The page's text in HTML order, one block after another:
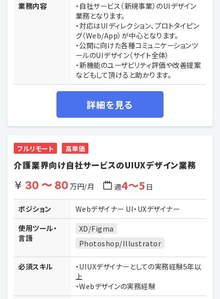
業務内容
・自社サービス（新規事業）のUIデザイン
業務となります。
・対応はUIディレクション、プロトタイピン
グ（Web/App）が中心となります。
・公開に向けた各種コミュニケーションツ
ールのUIデザイン（サイト全体）
・新機能のユーザビリティ評価や改善提案
などもして頂けると助かります。
詳細を見る
フルリモート 高単価
介護業界向け自社サービスのUIUXデザイン業務
30 〜 80万円/月 週4〜5日
ポジション
Webデザイナー UI・UXデザイナー
使用ツール・
言語
XD/Figma
Photoshop/Illustrator
必須スキル
・UIUXデザイナーとしての実務経験5年以
上
・Webデザインの実務経験